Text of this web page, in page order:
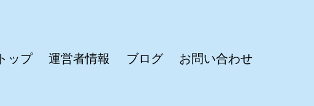
トップ 運営者情報 ブログ お問い合わせ